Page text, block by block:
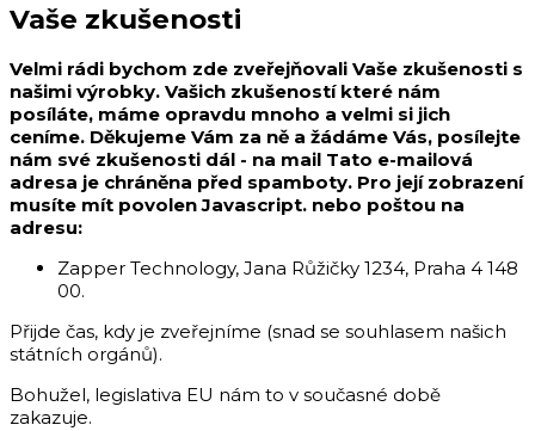
Vaše zkušenosti
Velmi rádi bychom zde zveřejňovali Vaše zkušenosti s
našimi výrobky. Vašich zkušeností které nám
posíláte, máme opravdu mnoho a velmi si jich
ceníme. Děkujeme Vám za ně a žádáme Vás, posílejte
nám své zkušenosti dál - na mail Tato e-mailová
adresa je chráněna před spamboty. Pro její zobrazení
musíte mít povolen Javascript. nebo poštou na
adresu:
Zapper Technology, Jana Růžičky 1234, Praha 4 148
00.
Přijde čas, kdy je zveřejníme (snad se souhlasem našich
státních orgánů).
Bohužel, legislativa EU nám to v současné době
zakazuje.